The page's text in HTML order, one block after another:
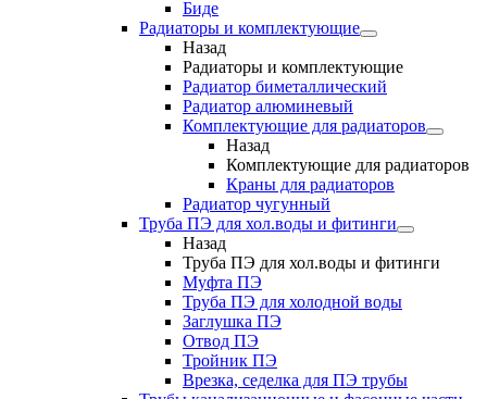
Биде
Радиаторы и комплектующие
Назад
Радиаторы и комплектующие
Радиатор биметаллический
Радиатор алюминевый
Комплектующие для радиаторов
Назад
Комплектующие для радиаторов
Краны для радиаторов
Радиатор чугунный
Труба ПЭ для хол.воды и фитинги
Назад
Труба ПЭ для хол.воды и фитинги
Муфта ПЭ
Труба ПЭ для холодной воды
Заглушка ПЭ
Отвод ПЭ
Тройник ПЭ
Врезка, седелка для ПЭ трубы